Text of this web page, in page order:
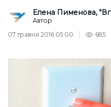
Елена Пименова,
Автор
07 травня 2016 05:00
685